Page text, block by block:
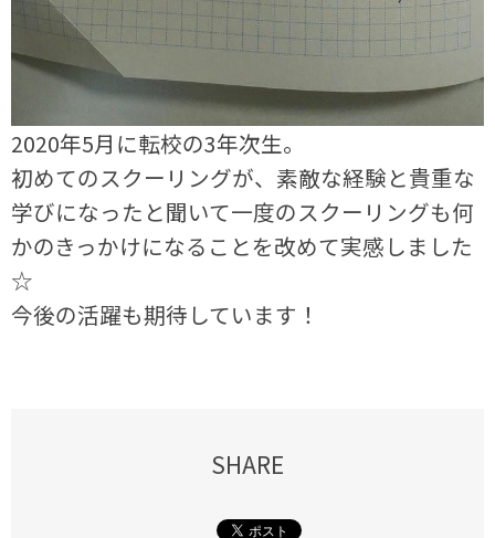
2020年5月に転校の3年次生。
初めてのスクーリングが、素敵な経験と貴重な
学びになったと聞いて一度のスクーリングも何
かのきっかけになることを改めて実感しました
☆
今後の活躍も期待しています！
SHARE